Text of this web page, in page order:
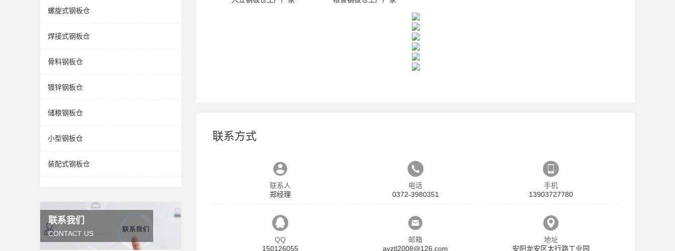
螺旋式钢板仓
焊接式钢板仓
骨料钢板仓
镀锌钢板仓
储粮钢板仓
小型钢板仓
装配式钢板仓
联系我们
CONTACT US
联系方式
联系人
郑经理
电话
0372-3980351
手机
13903727780
QQ
150126055
邮箱
ayztl2008@126.com
地址
安阳龙安区太行路工业园